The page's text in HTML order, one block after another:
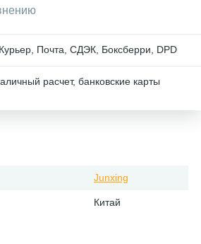
Почта, СДЭК, Боксберри, DPD
расчет, банковские карты
Junxing
Китай